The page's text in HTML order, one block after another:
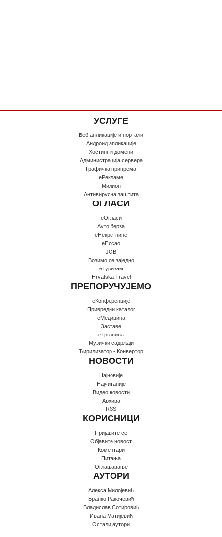
УСЛУГЕ
Веб апликације и портали
Андроид апликације
Хостинг и домени
Администрација сервера
Графичка припрема
еРекламе
Милион
Антивирусна заштита
ОГЛАСИ
еОгласи
Ауто берза
еНекретнине
еПосао
JOB
Возимо се заједно
еТуризам
Hrvatska Travel
ПРЕПОРУЧУЈЕМО
еКонференције
Привредни каталог
еМедицина
Заставе
еТрговина
Музички садржаји
Ћирилизатор - Конвертор
НОВОСТИ
Најновије
Најчитаније
Видео новости
Архива
RSS
КОРИСНИЦИ
Пријавите се
Oбјавите новост
Коментари
Питања
Оглашавање
АУТОРИ
Алекса Милојевић
Бранко Ракочевић
Владислав Сотировић
Ивана Матијевић
Остали аутори